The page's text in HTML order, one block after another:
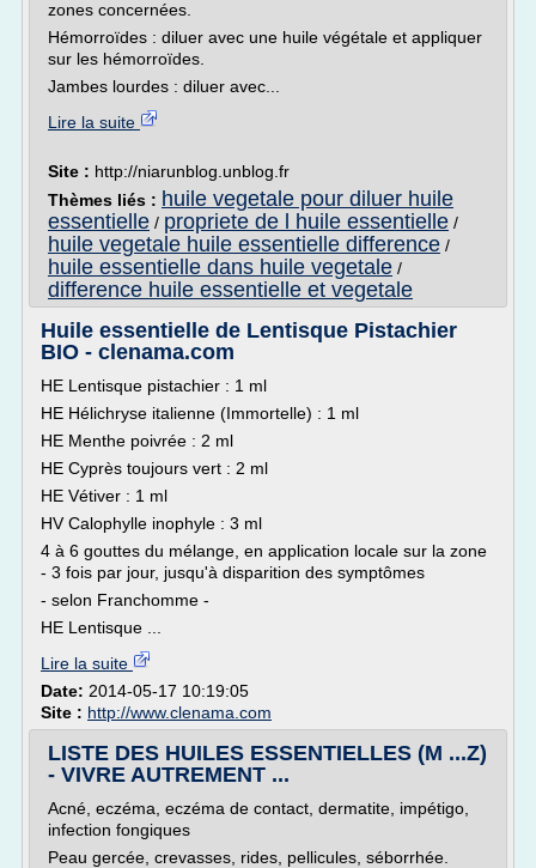
zones concernées.
Hémorroïdes : diluer avec une huile végétale et appliquer
sur les hémorroïdes.
Jambes lourdes : diluer avec...
Lire la suite
Site : http://niarunblog.unblog.fr
Thèmes liés : huile vegetale pour diluer huile
essentielle / propriete de l huile essentielle /
huile vegetale huile essentielle difference /
huile essentielle dans huile vegetale /
difference huile essentielle et vegetale
Huile essentielle de Lentisque Pistachier
BIO - clenama.com
HE Lentisque pistachier : 1 ml
HE Hélichryse italienne (Immortelle) : 1 ml
HE Menthe poivrée : 2 ml
HE Cyprès toujours vert : 2 ml
HE Vétiver : 1 ml
HV Calophylle inophyle : 3 ml
4 à 6 gouttes du mélange, en application locale sur la zone
- 3 fois par jour, jusqu'à disparition des symptômes
- selon Franchomme -
HE Lentisque ...
Lire la suite
Date: 2014-05-17 10:19:05
Site : http://www.clenama.com
LISTE DES HUILES ESSENTIELLES (M ...Z)
- VIVRE AUTREMENT ...
Acné, eczéma, eczéma de contact, dermatite, impétigo,
infection fongiques
Peau gercée, crevasses, rides, pellicules, séborrhée.